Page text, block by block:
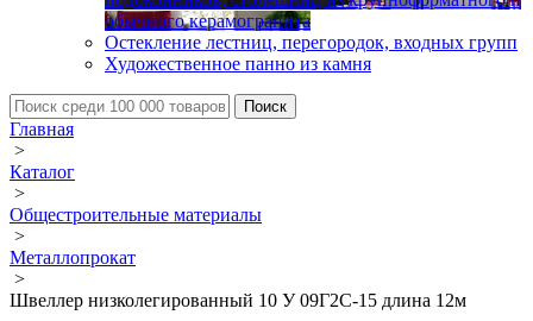
обычного керамогранита
Остекление лестниц, перегородок, входных групп
Художественное панно из камня
Главная
>
Каталог
>
Общестроительные материалы
>
Металлопрокат
>
Швеллер низколегированный 10 У 09Г2С-15 длина 12м